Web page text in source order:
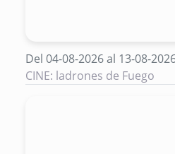
Del 04-08-2026 al 13-08-
CINE: ladrones de Fuego